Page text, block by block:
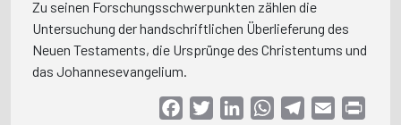
Zu seinen Forschungsschwerpunkten zählen die
Untersuchung der handschriftlichen Überlieferung des
Neuen Testaments, die Ursprünge des Christentums und
das Johannesevangelium.
FacebookTwitterLinkedInWhatsAppTelegram
Email